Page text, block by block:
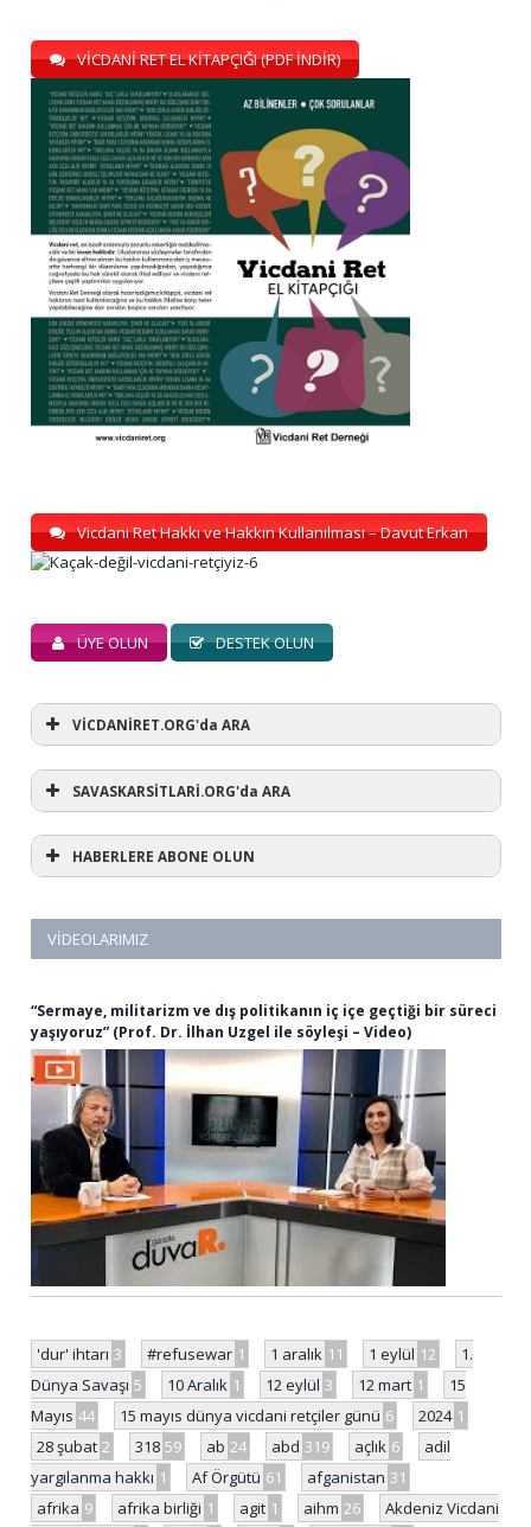
VİCDANİ RET EL KİTAPÇIĞI (PDF İNDİR)
Vicdani Ret Hakkı ve Hakkın Kullanılması – Davut Erkan
ÜYE OLUN DESTEK OLUN
VİCDANİRET.ORG'da ARA
SAVASKARSİTLARİ.ORG'da ARA
HABERLERE ABONE OLUN
VIDEOLARIMIZ
“Sermaye, militarizm ve dış politikanın iç içe geçtiği bir süreci
yaşıyoruz” (Prof. Dr. İlhan Uzgel ile söyleşi – Video)
'dur' ihtarı 3 #refusewar 1 1 aralık 11 1 eylül 12
1.
Dünya Savaşı 5 10 Aralık 1 12 eylül 3 12 mart 1
15
Mayıs 44 15 mayıs dünya vicdani retçiler günü 6 2024 1
28 şubat 2 318 59 ab 24 abd 319 açlık 6
adil
yargılanma hakkı 1 Af Örgütü 61 afganistan 31
afrika 9 afrika birliği 1 agit 1 aihm 26 Akdeniz Vicdani